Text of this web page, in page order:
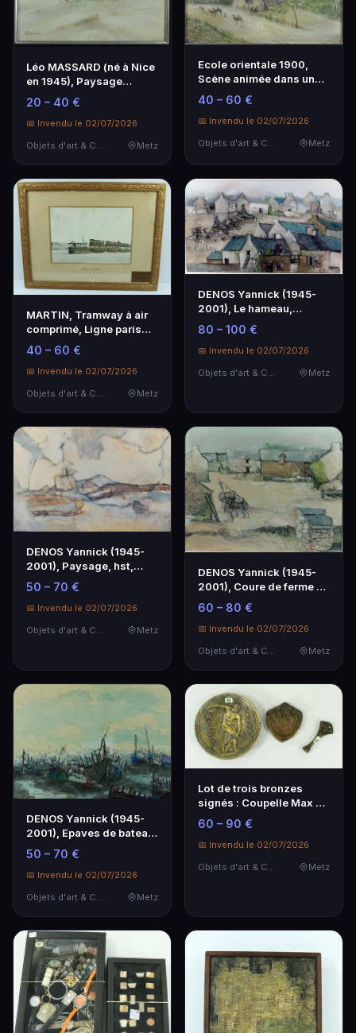
Léo MASSARD (né à Nice
en 1945), Paysage
enneigé, hst, sbg, …
20 – 40 €
📅 Invendu le 02/07/2026
Metz
Ecole orientale 1900,
Scène animée dans un
oasis, hst, sbd e…
40 – 60 €
📅 Invendu le 02/07/2026
Objets d'art & Curiosités
Metz
MARTIN, Tramway à air
comprimé, Ligne paris
(Louvre) à St-Cl…
40 – 60 €
📅 Invendu le 02/07/2026
Metz
DENOS Yannick (1945-
2001), Le hameau,
Roland-Massérac, hst, …
80 – 100 €
📅 Invendu le 02/07/2026
Objets d'art & Curiosités
Metz
DENOS Yannick (1945-
2001), Paysage, hst,
1972, sbd, titrée a…
50 – 70 €
📅 Invendu le 02/07/2026
Objets d'art & Curiosités
Metz
DENOS Yannick (1945-
2001), Coure de ferme à
Massérac, hst, 1…
60 – 80 €
📅 Invendu le 02/07/2026
Objets d'art & Curiosités
Metz
DENOS Yannick (1945-
2001), Epaves de bateau,
hst, 1979, sbd,…
50 – 70 €
📅 Invendu le 02/07/2026
Objets d'art & Curiosités
Metz
Lot de trois bronzes
signés : Coupelle Max LE
VERRIER "Le Di…
60 – 90 €
📅 Invendu le 02/07/2026
Objets d'art & Curiosités
Metz